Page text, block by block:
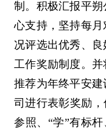
制。积极汇报平
心支持，坚持每
况评选出优秀、
工作奖励制度。并
推荐为年终平安
司进行表彰奖励
参照、“学”有标